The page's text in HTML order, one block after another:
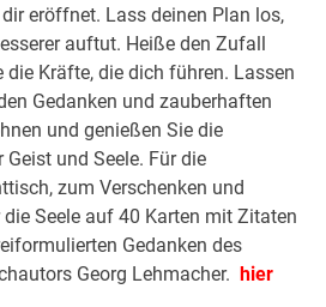
dir eröffnet. Lass deinen Plan los,
auftut. Heiße den Zufall
Kräfte, die dich führen. Lassen
Gedanken und zauberhaften
und genießen Sie die
und Seele. Für die
zum Verschenken und
Seele auf 40 Karten mit Zitaten
Gedanken des
Georg Lehmacher.
hier